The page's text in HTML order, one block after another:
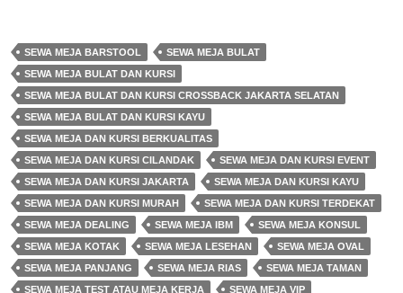
SEWA MEJA BARSTOOL
SEWA MEJA BULAT
SEWA MEJA BULAT DAN KURSI
SEWA MEJA BULAT DAN KURSI CROSSBACK JAKARTA SELATAN
SEWA MEJA BULAT DAN KURSI KAYU
SEWA MEJA DAN KURSI BERKUALITAS
SEWA MEJA DAN KURSI CILANDAK
SEWA MEJA DAN KURSI EVENT
SEWA MEJA DAN KURSI JAKARTA
SEWA MEJA DAN KURSI KAYU
SEWA MEJA DAN KURSI MURAH
SEWA MEJA DAN KURSI TERDEKAT
SEWA MEJA DEALING
SEWA MEJA IBM
SEWA MEJA KONSUL
SEWA MEJA KOTAK
SEWA MEJA LESEHAN
SEWA MEJA OVAL
SEWA MEJA PANJANG
SEWA MEJA RIAS
SEWA MEJA TAMAN
SEWA MEJA TEST ATAU MEJA KERJA
SEWA MEJA VIP